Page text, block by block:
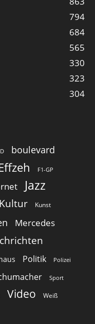
794
684
565
330
323
304
boulevard
F1-GP
Jazz
Kultur Kunst
Mercedes
Politik Polizei
Sport
Video Weiß